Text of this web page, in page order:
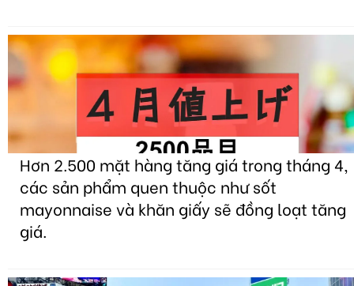
Hơn 2.500 mặt hàng tăng giá trong tháng 4,
các sản phẩm quen thuộc như sốt
mayonnaise và khăn giấy sẽ đồng loạt tăng
giá.